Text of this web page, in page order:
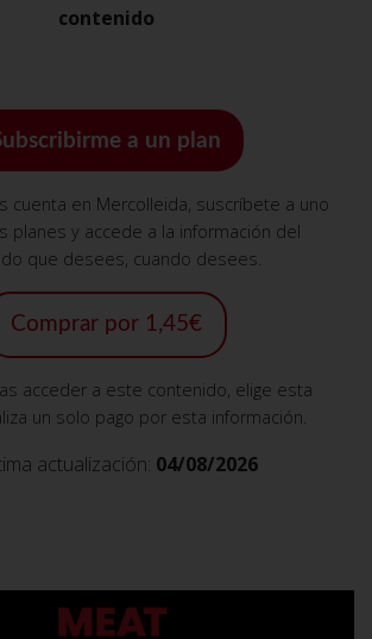
contenido
a un plan
cuenta en Mercolleida, suscríbete a uno
planes y accede a la información del
que desees, cuando desees.
Comprar por 1,45€
acceder a este contenido, elige esta
un solo pago por esta información.
actualización: 04/08/2026